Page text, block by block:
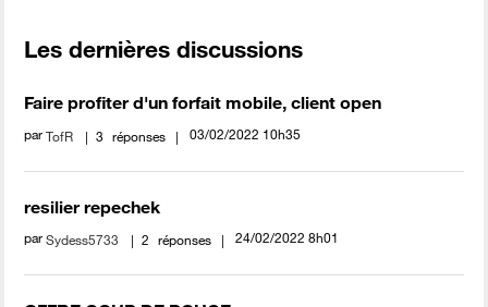
Les dernières discussions
Faire profiter d'un forfait mobile, client open
parTofR 3 réponses ‎03/02/2022 10h35
resilier repechek
parSydess5733 2 réponses ‎24/02/2022 8h01